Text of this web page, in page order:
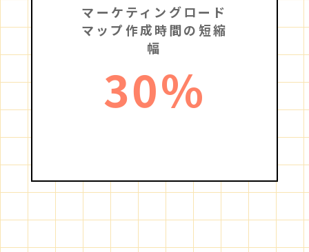
マーケティングロード
マップ作成時間の短縮
幅
30%